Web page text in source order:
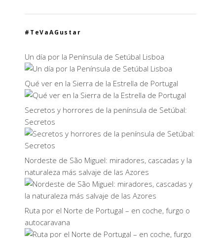
#TeVaAGustar
Un día por la Península de Setúbal Lisboa
Qué ver en la Sierra de la Estrella de Portugal
Secretos y horrores de la península de Setúbal:
Secretos
Nordeste de São Miguel: miradores, cascadas y la
naturaleza más salvaje de las Azores
Ruta por el Norte de Portugal – en coche, furgo o
autocaravana